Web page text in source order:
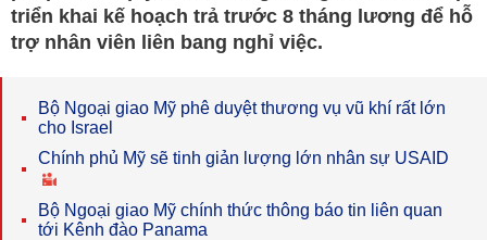
triển khai kế hoạch trả trước 8 tháng lương để hỗ
trợ nhân viên liên bang nghỉ việc.
Bộ Ngoại giao Mỹ phê duyệt thương vụ vũ khí rất lớn
cho Israel
Chính phủ Mỹ sẽ tinh giản lượng lớn nhân sự USAID
Bộ Ngoại giao Mỹ chính thức thông báo tin liên quan
tới Kênh đào Panama